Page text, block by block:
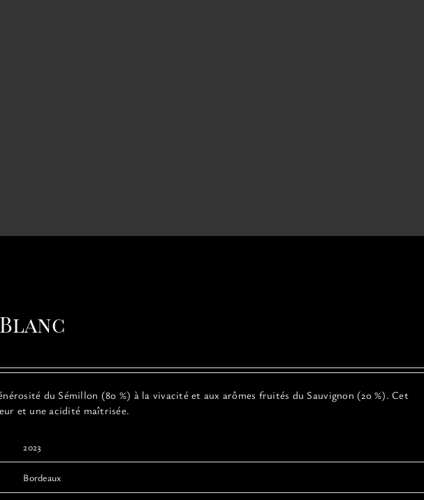
du Sémillon (80 %) à la vivacité et aux arômes fruités du Sauvignon (20 %). Cet
et une acidité maîtrisée.
2023
Bordeaux